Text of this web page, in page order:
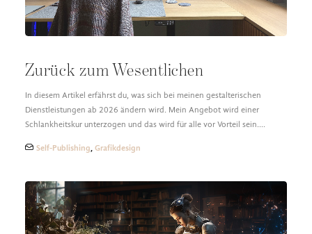
Zurück zum Wesentlichen
In diesem Artikel erfährst du, was sich bei meinen gestalterischen
Dienstleistungen ab 2026 ändern wird. Mein Angebot wird einer
Schlankheitskur unterzogen und das wird für alle vor Vorteil sein.…
Self-Publishing, Grafikdesign